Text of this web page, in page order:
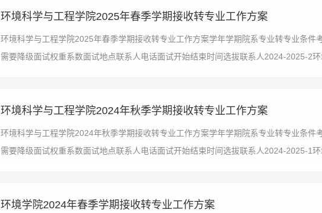
环境科学与工程学院2025年春季学期接收转专业工作方案
环境科学与工程学院2025年春季学期接收转专业工作方案学年学期院系专业转专业条件
需要降级面试权重系数面试地点联系人电话面试开始结束时间选拔联系人2024-2025-2环
环境科学与工程学院2024年秋季学期接收转专业工作方案
环境科学与工程学院2024年秋季学期接收转专业工作方案学年学期院系专业转专业条件
需要降级面试权重系数面试地点联系人电话面试开始结束时间选拔联系人2024-2025-1环
环境学院2024年春季学期接收转专业工作方案